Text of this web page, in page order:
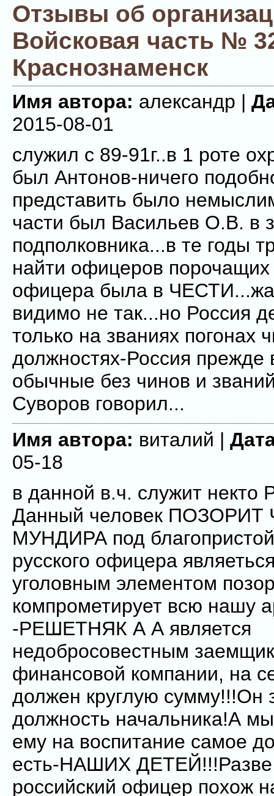
Отзывы об
Войсковая часть №
Краснознаменск
Имя автора:александр |
2015-08-01
служил с 89-91г..в 1 роте
был Антонов-ничего
представить было
части был Васильев О.В. в
подполковника...в те годы
найти офицеров
офицера была в
видимо не так...но Россия
только на званиях погонах
должностях-Россия прежде
обычные без чинов и
Суворов говорил...
Имя автора:виталий |
05-18
в данной в.ч. служит некто
Данный человек ПОЗОРИТ
МУНДИРА под
русского офицера
уголовным элементом
компрометирует всю нашу
-РЕШЕТНЯК А А является
недобросовестным
финансовой компании, на
должен круглую сумму!!!Он
должность начальника!А
ему на воспитание самое
есть-НАШИХ ДЕТЕЙ!!!Разве
российский офицер похож